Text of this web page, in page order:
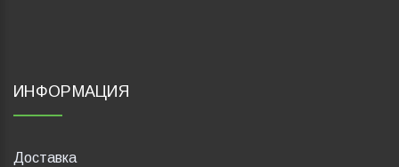
ИНФОРМАЦИЯ
Доставка